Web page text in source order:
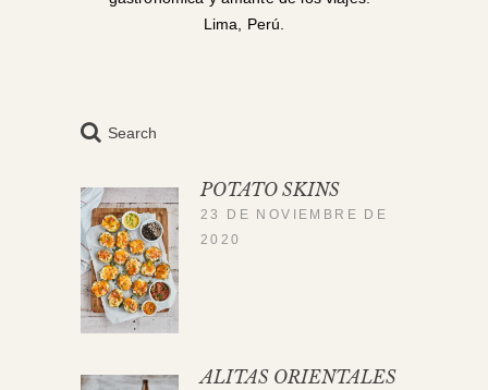
Lima, Perú.
Search
POTATO SKINS
23 DE NOVIEMBRE DE
2020
ALITAS ORIENTALES